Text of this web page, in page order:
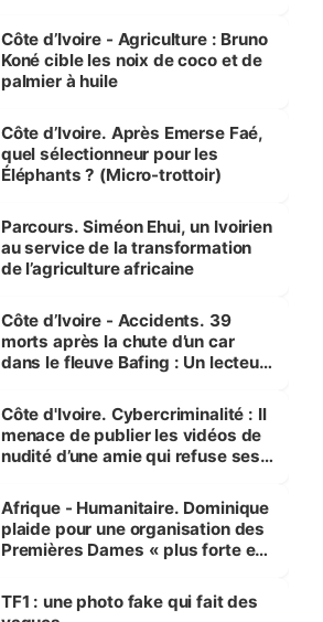
Côte d’Ivoire - Agriculture : Bruno
Koné cible les noix de coco et de
palmier à huile
Côte d’Ivoire. Après Emerse Faé,
quel sélectionneur pour les
Éléphants ? (Micro-trottoir)
Parcours. Siméon Ehui, un Ivoirien
au service de la transformation
de l’agriculture africaine
Côte d’Ivoire - Accidents. 39
morts après la chute d’un car
dans le fleuve Bafing : Un lecteur
des Transports
Côte d'Ivoire. Cybercriminalité : Il
menace de publier les vidéos de
nudité d’une amie qui refuse ses
Afrique - Humanitaire. Dominique
plaide pour une organisation des
Premières Dames « plus forte et
sur la scène internationale »
TF1 : une photo fake qui fait des